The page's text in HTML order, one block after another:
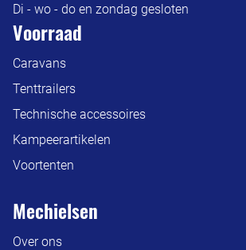
Di - wo - do en zondag gesloten
Voorraad
Caravans
Tenttrailers
Technische accessoires
Kampeerartikelen
Voortenten
Mechielsen
Over ons